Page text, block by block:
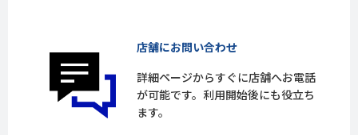
店舗にお問い合わせ
詳細ページからすぐに店舗へお電話
が可能です。利用開始後にも役立ち
ます。